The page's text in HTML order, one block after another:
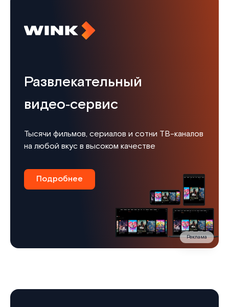
Реклама
Развлекательный
видео‑сервис
Тысячи фильмов, сериалов и сотни ТВ-каналов
на любой вкус в высоком качестве
Подробнее